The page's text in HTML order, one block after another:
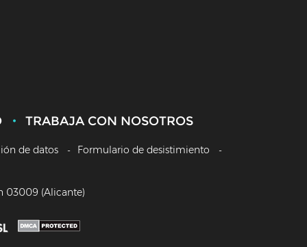
TRABAJA CON NOSOTROS
de datos Formulario de desistimiento
03009 (Alicante)